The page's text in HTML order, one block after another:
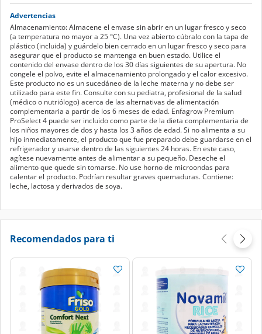
Advertencias
Almacenamiento: Almacene el envase sin abrir en un lugar fresco y seco
(a temperatura no mayor a 25 °C). Una vez abierto cúbralo con la tapa de
plástico (incluida) y guárdelo bien cerrado en un lugar fresco y seco para
asegurar que el producto se mantenga en buen estado. Utilice el
contenido del envase dentro de los 30 días siguientes de su apertura. No
congele el polvo, evite el almacenamiento prolongado y el calor excesivo.
Este producto no es un sucedáneo de la leche materna y no debe ser
utilizado para este fin. Consulte con su pediatra, profesional de la salud
(médico o nutriólogo) acerca de las alternativas de alimentación
complementaria a partir de los 6 meses de edad. Enfagrow Premium
ProSelect 4 puede ser incluido como parte de la dieta complementaria de
los niños mayores de dos y hasta los 3 años de edad. Si no alimenta a su
hijo inmediatamente, el producto que fue preparado debe guardarse en el
refrigerador y usarse dentro de las siguientes 24 horas. En este caso,
agítese nuevamente antes de alimentar a su pequeño. Deseche el
alimento que quede sin tomarse. No use horno de microondas para
calentar el producto. Podrían resultar graves quemaduras. Contiene:
leche, lactosa y derivados de soya.
Recomendados para ti